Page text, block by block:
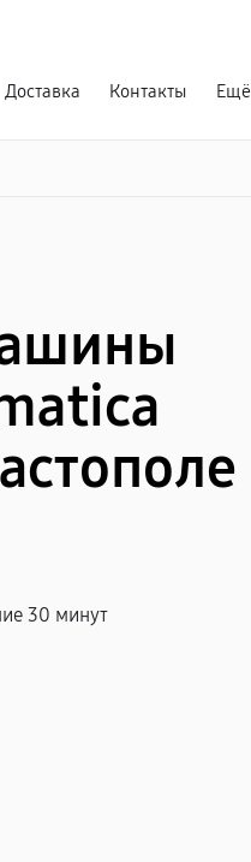
Доставка Контакты Ещё
30 минут